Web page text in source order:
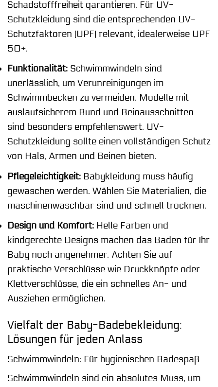
Schadstofffreiheit garantieren. Für UV-
Schutzkleidung sind die entsprechenden UV-
Schutzfaktoren (UPF) relevant, idealerweise UPF
50+.
Funktionalität: Schwimmwindeln sind
unerlässlich, um Verunreinigungen im
Schwimmbecken zu vermeiden. Modelle mit
auslaufsicherem Bund und Beinausschnitten
sind besonders empfehlenswert. UV-
Schutzkleidung sollte einen vollständigen Schutz
von Hals, Armen und Beinen bieten.
Pflegeleichtigkeit: Babykleidung muss häufig
gewaschen werden. Wählen Sie Materialien, die
maschinenwaschbar sind und schnell trocknen.
Design und Komfort: Helle Farben und
kindgerechte Designs machen das Baden für Ihr
Baby noch angenehmer. Achten Sie auf
praktische Verschlüsse wie Druckknöpfe oder
Klettverschlüsse, die ein schnelles An- und
Ausziehen ermöglichen.
Vielfalt der Baby-Badebekleidung:
Lösungen für jeden Anlass
Schwimmwindeln: Für hygienischen Badespaß
Schwimmwindeln sind ein absolutes Muss, um